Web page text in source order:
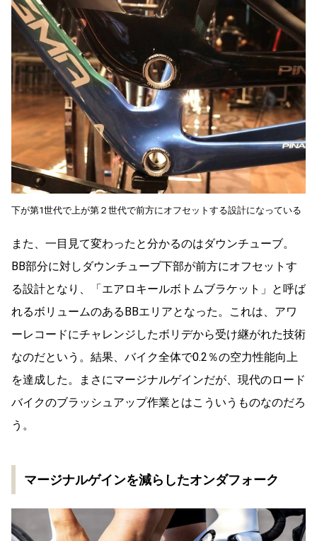
下が第1世代で上が第２世代で前方にオフセットする設計になっている
また、一目見て変わったと分かるのはダウンチューブ。
BB部分に対しダウンチューブ下部が前方にオフセットす
る設計となり、「エアロキールボトムブラケット」と呼ば
れるボリュームのあるBBエリアとなった。これは、アワ
ーレコードにチャレンジしたボリデから受け継がれた技術
なのだという。結果、バイク全体で0.2％の空力性能向上
を達成した。まさにマージナルゲインだが、現代のロード
バイクのブラッシュアップ作業とはこういうものなのだろ
う。
マージナルゲインを減らしたオンダフォーク